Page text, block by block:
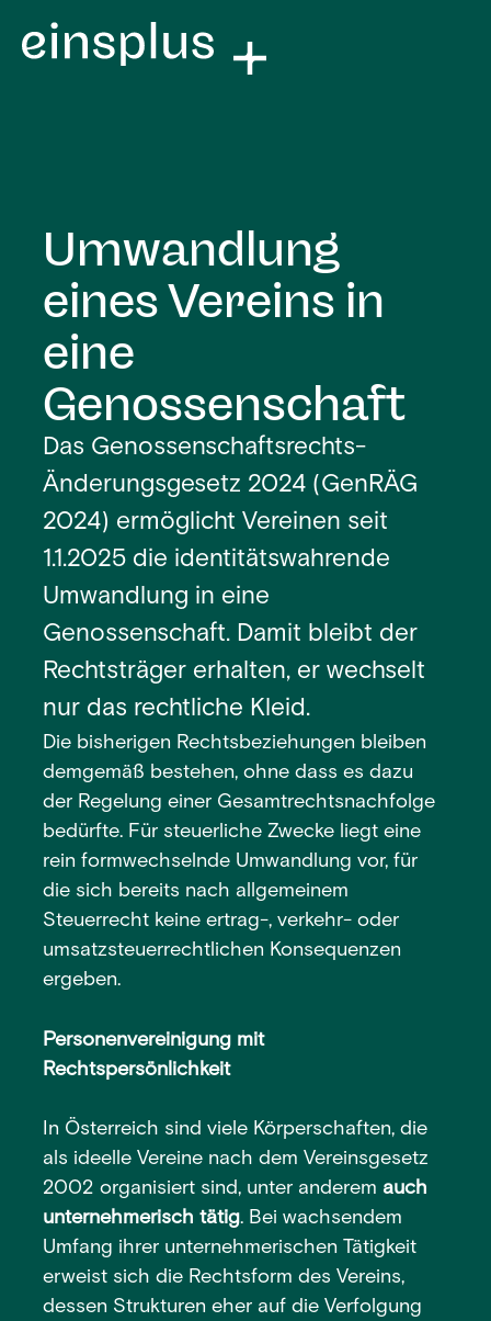
Umwandlung
eines Vereins in
eine
Genossenschaft
Das Genossenschaftsrechts-
Änderungsgesetz 2024 (GenRÄG
2024) ermöglicht Vereinen seit
1.1.2025 die identitätswahrende
Umwandlung in eine
Genossenschaft. Damit bleibt der
Rechtsträger erhalten, er wechselt
nur das rechtliche Kleid.
Die bisherigen Rechtsbeziehungen bleiben
demgemäß bestehen, ohne dass es dazu
der Regelung einer Gesamtrechtsnachfolge
bedürfte. Für steuerliche Zwecke liegt eine
rein formwechselnde Umwandlung vor, für
die sich bereits nach allgemeinem
Steuerrecht keine ertrag-, verkehr- oder
umsatzsteuerrechtlichen Konsequenzen
ergeben.
Personenvereinigung mit
Rechtspersönlichkeit
In Österreich sind viele Körperschaften, die
als ideelle Vereine nach dem Vereinsgesetz
2002 organisiert sind, unter anderem auch
unternehmerisch tätig. Bei wachsendem
Umfang ihrer unternehmerischen Tätigkeit
erweist sich die Rechtsform des Vereins,
dessen Strukturen eher auf die Verfolgung